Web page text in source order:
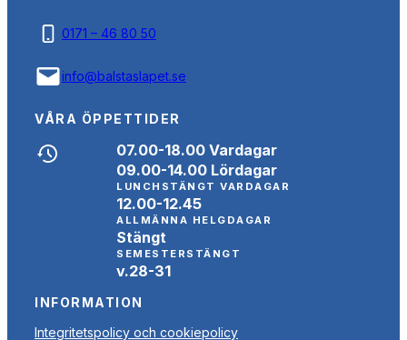
0171 – 46 80 50
info@balstaslapet.se
VÅRA ÖPPETTIDER
07.00-18.00 Vardagar
09.00-14.00 Lördagar
LUNCHSTÄNGT VARDAGAR
12.00-12.45
ALLMÄNNA HELGDAGAR
Stängt
SEMESTERSTÄNGT
v.28-31
INFORMATION
Integritetspolicy och cookiepolicy